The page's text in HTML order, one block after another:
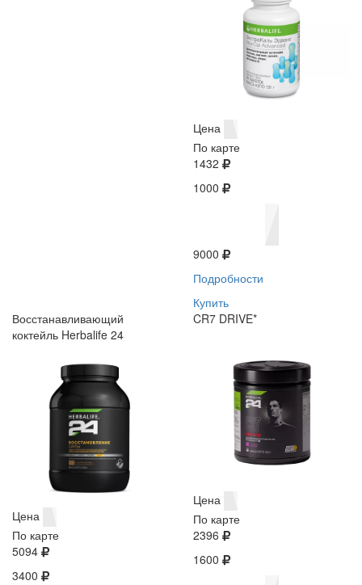
Цена
По карте
1432
1000
9000
Подробности
Купить
Восстанавливающий
коктейль Herbalife 24
Цена
По карте
5094
3400
CR7 DRIVE*
Цена
По карте
2396
1600